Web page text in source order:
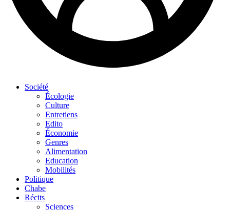
Société
Écologie
Culture
Entretiens
Edito
Économie
Genres
Alimentation
Education
Mobilités
Politique
Chabe
Récits
Sciences